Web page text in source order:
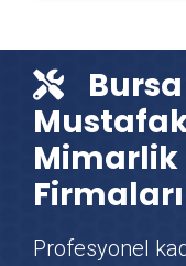
Bursa
Mimarlik
Profesyonel